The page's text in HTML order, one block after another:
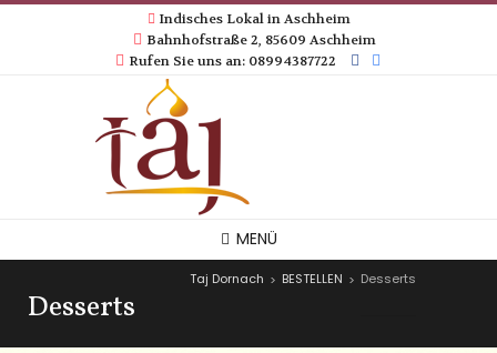
Indisches Lokal in Aschheim
Bahnhofstraße 2, 85609 Aschheim
Rufen Sie uns an: 08994387722
MENÜ
Desserts
Taj Dornach > BESTELLEN > Desserts